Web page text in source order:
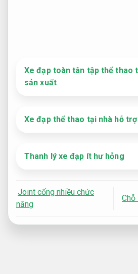
Xe đạp toàn tân tập thể thao
sản xuất
Xe đạp thể thao tại nhà hỗ
Thanh lý xe đạp ít hư hỏng
Joint cống nhiều chức
năng
Chỗ